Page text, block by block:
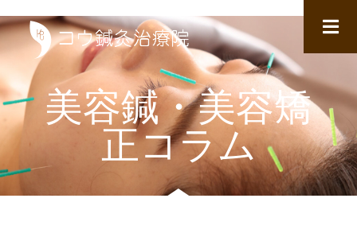
美容鍼・美容矯
正コラム